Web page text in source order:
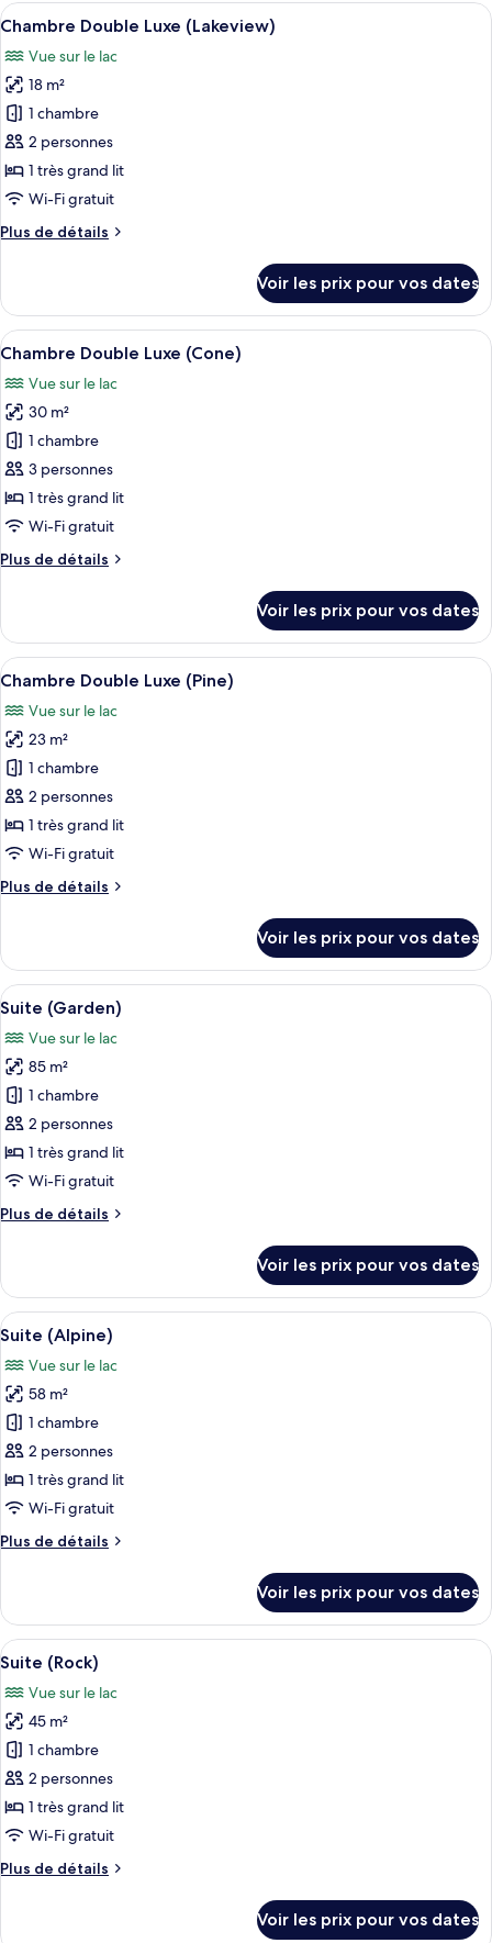
Afficher
toutes
les
photos
pour
ce
type
de
chambre :
Chambre
(Lakeview)
Une salle de bain avec une
5
Chambre Double Luxe (Lakeview)
Vue sur le lac
18 m²
1 chambre
2 personnes
1 très grand lit
Wi-Fi gratuit
Plus de détails
Plus
le
type
de
Chambre
Double
Luxe
(Lakeview)
Voir les prix pour vos dates
Afficher
toutes
les
photos
pour
ce
type
de
chambre :
Chambre
(Cone)
Une chambre à coucher moderne
5
Chambre Double Luxe (Cone)
Vue sur le lac
30 m²
1 chambre
3 personnes
1 très grand lit
Wi-Fi gratuit
Plus de détails
Plus
le
type
de
Chambre
Double
Luxe
(Cone)
Voir les prix pour vos dates
Afficher
toutes
les
photos
pour
ce
type
de
chambre :
Chambre
(Pine)
Une chambre moderne avec un
5
Chambre Double Luxe (Pine)
Vue sur le lac
23 m²
1 chambre
2 personnes
1 très grand lit
Wi-Fi gratuit
Plus de détails
Plus
le
type
de
chambre
Chambre
Double
Luxe
(Pine)
Voir les prix pour vos dates
Afficher
toutes
les
photos
pour
ce
type
de
chambre :
Suite
Une terrasse en bois avec un jacuzzi
5
Suite (Garden)
Vue sur le lac
85 m²
1 chambre
2 personnes
1 très grand lit
Wi-Fi gratuit
Plus de détails
Plus
le
type
de
chambre
Suite
(Garden)
Voir les prix pour vos dates
Afficher
toutes
les
photos
pour
ce
type
de
chambre :
Suite
Une salle de bain moderne avec
5
Suite (Alpine)
Vue sur le lac
58 m²
1 chambre
2 personnes
1 très grand lit
Wi-Fi gratuit
Plus de détails
Plus
le
type
de
chambre
Suite
(Alpine)
Voir les prix pour vos dates
Afficher
toutes
les
photos
pour
ce
type
de
chambre :
Suite
Une chambre moderne avec une
5
Suite (Rock)
Vue sur le lac
45 m²
1 chambre
2 personnes
1 très grand lit
Wi-Fi gratuit
Plus de détails
Plus
Voir les prix pour vos dates